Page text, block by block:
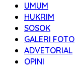
UMUM
HUKRIM
SOSOK
GALERI FOTO
ADVETORIAL
OPINI